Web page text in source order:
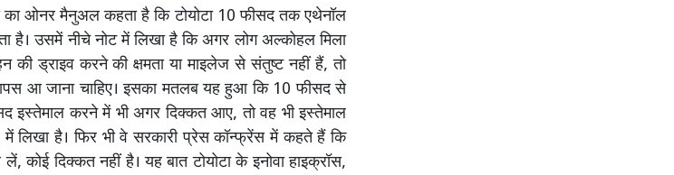
का ओनर मैनुअल कहता है कि टोयोटा 10 फीसद तक एथेनॉल
है। उसमें नीचे नोट में लिखा है कि अगर लोग अल्कोहल मिला
ड्राइव करने की क्षमता या माइलेज से संतुष्ट नहीं हैं, तो
आ जाना चाहिए। इसका मतलब यह हुआ कि 10 फीसद से
इस्तेमाल करने में भी अगर दिक्कत आए, तो वह भी इस्तेमाल
है। फिर भी वे सरकारी प्रेस कॉन्फ्रेंस में कहते हैं कि
कोई दिक्कत नहीं है। यह बात टोयोटा के इनोवा हाइक्रॉस,